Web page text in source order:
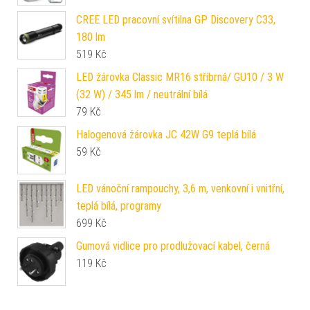
CREE LED pracovní svítilna GP Discovery C33,
180 lm
519 Kč
LED žárovka Classic MR16 stříbrná/ GU10 / 3 W
(32 W) / 345 lm / neutrální bílá
79 Kč
Halogenová žárovka JC 42W G9 teplá bílá
59 Kč
LED vánoční rampouchy, 3,6 m, venkovní i vnitřní,
teplá bílá, programy
699 Kč
Gumová vidlice pro prodlužovací kabel, černá
119 Kč